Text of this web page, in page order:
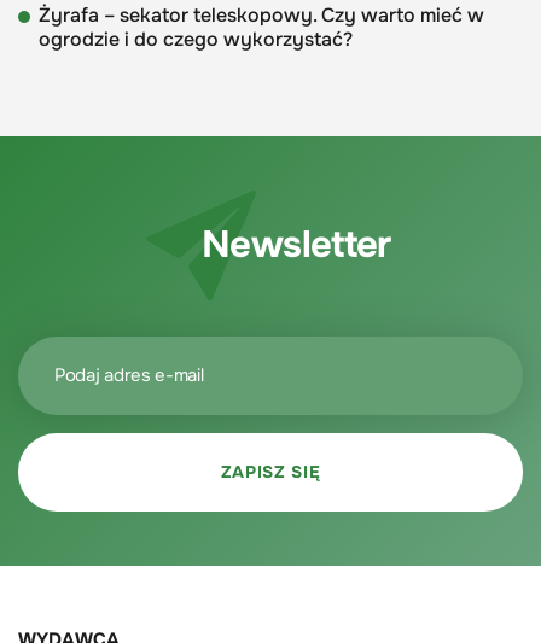
Żyrafa – sekator teleskopowy. Czy warto mieć w
ogrodzie i do czego wykorzystać?
Newsletter